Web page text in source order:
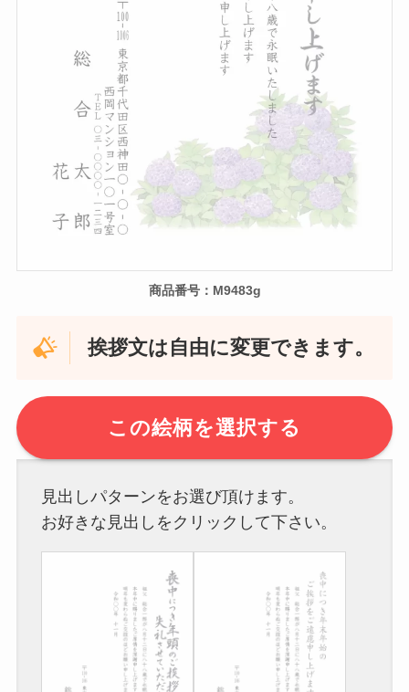
商品番号：M9483g
挨拶文は自由に変更できます。
この絵柄を選択する
見出しパターンをお選び頂けます。
お好きな見出しをクリックして下さい。